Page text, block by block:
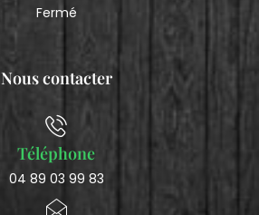
Fermé
Nous contacter
Téléphone
04 89 03 99 83